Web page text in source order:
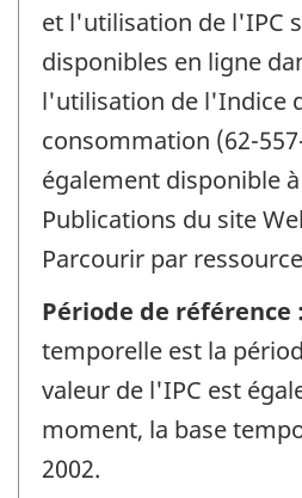
et l'utilisation de l'IPC
disponibles en ligne
l'utilisation de l'Indice
consommation (62-
également disponible
Publications du site
Parcourir par
Période de référence :
temporelle est la
valeur de l'IPC est
moment, la base
2002.